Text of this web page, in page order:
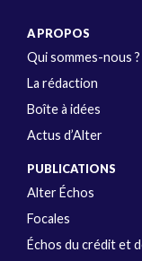
A PROPOS
Qui sommes-nous ?
La rédaction
Boîte à idées
Actus d’Alter
PUBLICATIONS
Alter Échos
Focales
Échos du crédit et